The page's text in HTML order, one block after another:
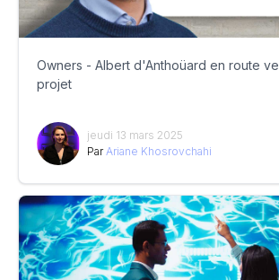
Owners - Albert d'Anthoüard en route
projet
jeudi 13 mars 2025
Par Ariane Khosrovchahi